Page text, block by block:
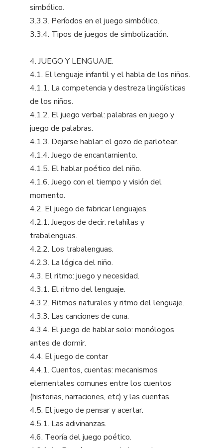
simbólico.
3.3.3. Períodos en el juego simbólico.
3.3.4. Tipos de juegos de simbolización.
4. JUEGO Y LENGUAJE.
4.1. El lenguaje infantil y el habla de los niños.
4.1.1. La competencia y destreza lingüísticas
de los niños.
4.1.2. El juego verbal: palabras en juego y
juego de palabras.
4.1.3. Dejarse hablar: el gozo de parlotear.
4.1.4. Juego de encantamiento.
4.1.5. El hablar poético del niño.
4.1.6. Juego con el tiempo y visión del
momento.
4.2. El juego de fabricar lenguajes.
4.2.1. Juegos de decir: retahílas y
trabalenguas.
4.2.2. Los trabalenguas.
4.2.3. La lógica del niño.
4.3. El ritmo: juego y necesidad.
4.3.1. El ritmo del lenguaje.
4.3.2. Ritmos naturales y ritmo del lenguaje.
4.3.3. Las canciones de cuna.
4.3.4. El juego de hablar solo: monólogos
antes de dormir.
4.4. El juego de contar
4.4.1. Cuentos, cuentas: mecanismos
elementales comunes entre los cuentos
(historias, narraciones, etc) y las cuentas.
4.5. El juego de pensar y acertar.
4.5.1. Las adivinanzas.
4.6. Teoría del juego poético.